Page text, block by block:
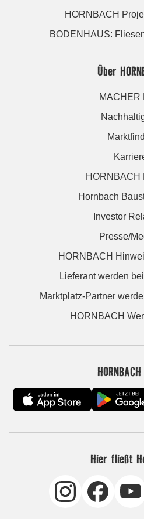
HORNBACH
BODENHAUS:
Über
MACHER
HORNBACH
Hornbach
Investor
Presse/
HORNBACH
Lieferant werden
Marktplatz-Partner
HORNBACH
Hier fließt